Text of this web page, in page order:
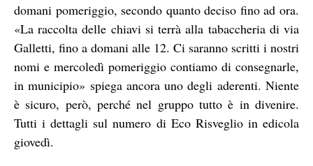
domani pomeriggio, secondo quanto deciso fino ad ora.
«La raccolta delle chiavi si terrà alla tabaccheria di via
Galletti, fino a domani alle 12. Ci saranno scritti i nostri
nomi e mercoledì pomeriggio contiamo di consegnarle,
in municipio» spiega ancora uno degli aderenti. Niente
è sicuro, però, perché nel gruppo tutto è in divenire.
Tutti i dettagli sul numero di Eco Risveglio in edicola
giovedì.